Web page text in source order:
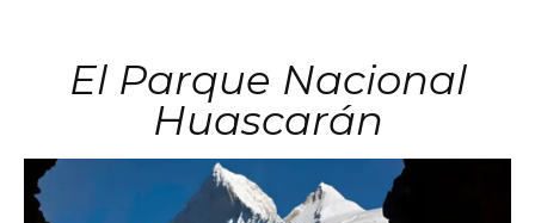
El Parque Nacional
Huascarán